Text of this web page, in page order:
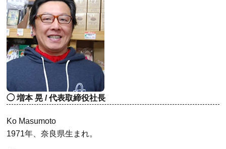
増本 晃 / 代表取締役社長
Ko Masumoto
1971年、奈良県生まれ。